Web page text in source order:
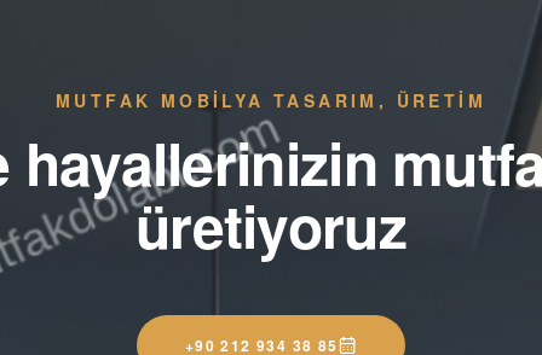
MUTFAK MOBİLYA TASARIM, ÜRETİM
hayallerinizin
üretiyoruz
+90 212 934 38 85